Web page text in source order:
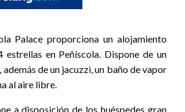
Palace proporciona un alojamiento
en Peñíscola. Dispone de un
de un jacuzzi, un baño de vapor
al aire libre.
a disposición de los huéspedes gran